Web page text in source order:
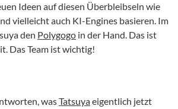
Ideen auf diesen Überbleibseln wie
vielleicht auch KI-Engines basieren. Im
den Polygogo in der Hand. Das ist
Das Team ist wichtig!
wasTatsuyaeigentlich jetzt